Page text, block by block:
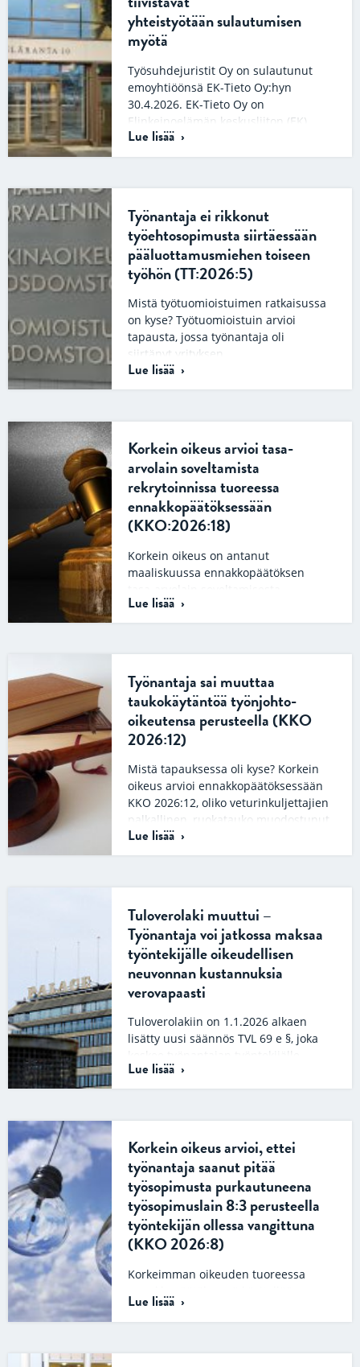
yhteistyötään sulautumisen
myötä
Työsuhdejuristit Oy on sulautunut
emoyhtiöönsä EK-Tieto Oy:hyn
30.4.2026. EK-Tieto Oy on
Elinkeinoelämän keskusliiton (EK)
omistama yritys, joka tarjoaa
yrityksille koulutusta…
Lue lisää
Työnantaja ei rikkonut
työehtosopimusta siirtäessään
pääluottamusmiehen toiseen
työhön (TT:2026:5)
Mistä työtuomioistuimen ratkaisussa
on kyse? Työtuomioistuin arvioi
tapausta, jossa työnantaja oli
siirtänyt yrityksen
pääluottamusmiehen kuormalavojen
valmistuslinjalta
tuotantohenkilöksi. Työnantaja oli…
Lue lisää
Korkein oikeus arvioi tasa-
arvolain soveltamista
rekrytoinnissa tuoreessa
ennakkopäätöksessään
(KKO:2026:18)
Korkein oikeus on antanut
maaliskuussa ennakkopäätöksen
Tapauksessa ulkoasiainhallintolain
mukaisessa lähetystöneuvoksen
ulkomaanedustuksen
siirtokierroksella ilmoittautunut
kahteen…
Lue lisää
Työnantaja sai muuttaa
taukokäytäntöä työnjohto-
oikeutensa perusteella (KKO
2026:12)
Mistä tapauksessa oli kyse? Korkein
oikeus arvioi ennakkopäätöksessään
KKO 2026:12, oliko veturinkuljettajien
palkallinen, ruokatauko muodostunut
työsopimuksen ehdoksi pitkään
jatkuneen käytännön…
Lue lisää
Tuloverolaki muuttui –
Työnantaja voi jatkossa maksaa
työntekijälle oikeudellisen
neuvonnan kustannuksia
verovapaasti
Tuloverolakiin on 1.1.2026 alkaen
lisätty uusi säännös TVL 69 e §, joka
maksamia tai korvaamia
oikeudellisen neuvonnan…
Lue lisää
Korkein oikeus arvioi, ettei
työnantaja saanut pitää
työsopimusta purkautuneena
työsopimuslain 8:3 perusteella
työntekijän ollessa vangittuna
(KKO 2026:8)
Korkeimman oikeuden tuoreessa
työsopimuksen purkautuneena
pitämistä. Tapauksessa työntekijä oli
vangittu rikoksesta epäiltynä….
Lue lisää